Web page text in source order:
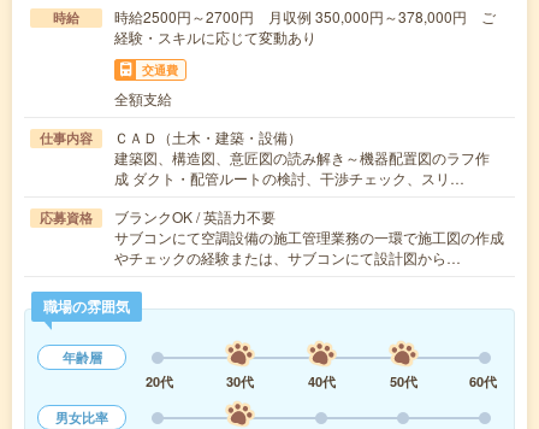
時給
時給2500円～2700円 月収例 350,000円～378,000円 ご
経験・スキルに応じて変動あり
交通費
全額支給
仕事内容
ＣＡＤ（土木・建築・設備）
建築図、構造図、意匠図の読み解き～機器配置図のラフ作
成 ダクト・配管ルートの検討、干渉チェック、スリ…
応募資格
ブランクOK / 英語力不要
サブコンにて空調設備の施工管理業務の一環で施工図の作成
やチェックの経験または、サブコンにて設計図から…
職場の雰囲気
年齢層
20代
30代 40代 50代
60代
男女比率